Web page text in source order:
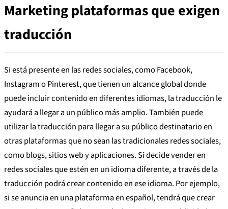
Marketing plataformas que exigen
traducción
Si está presente en las redes sociales, como Facebook,
Instagram o Pinterest, que tienen un alcance global donde
puede incluir contenido en diferentes idiomas, la traducción le
ayudará a llegar a un público más amplio. También puede
utilizar la traducción para llegar a su público destinatario en
otras plataformas que no sean las tradicionales redes sociales,
como blogs, sitios web y aplicaciones. Si decide vender en
redes sociales que estén en un idioma diferente, a través de la
traducción podrá crear contenido en ese idioma. Por ejemplo,
si se anuncia en una plataforma en español, tendrá que crear